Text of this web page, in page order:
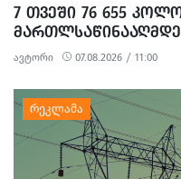
7 ᲗᲕᲔᲨᲘ 76 655
326 ᲤᲐᲥᲢᲘ
ავტორი 07.08.2026 / 11:00